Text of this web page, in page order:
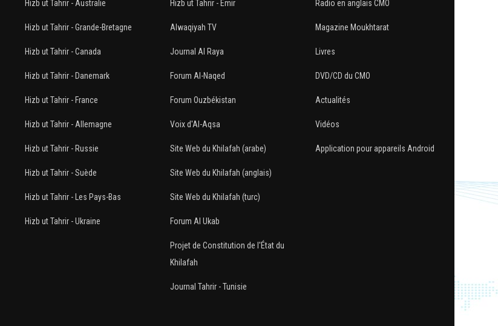
Radio en anglais CMO
Magazine Moukhtarat
Livres
DVD/CD du CMO
Actualités
Vidéos
Application pour appareils Android
Hizb ut Tahrir - Émir
Alwaqiyah TV
Journal Al Raya
Forum Al-Naqed
Forum Ouzbékistan
Voix d'Al-Aqsa
Site Web du Khilafah (arabe)
Site Web du Khilafah (anglais)
Site Web du Khilafah (turc)
Forum Al Ukab
Projet de Constitution de l'État du
Khilafah
Journal Tahrir - Tunisie
Hizb ut Tahrir - Australie
Hizb ut Tahrir - Grande-Bretagne
Hizb ut Tahrir - Canada
Hizb ut Tahrir - Danemark
Hizb ut Tahrir - France
Hizb ut Tahrir - Allemagne
Hizb ut Tahrir - Russie
Hizb ut Tahrir - Suède
Hizb ut Tahrir - Les Pays-Bas
Hizb ut Tahrir - Ukraine